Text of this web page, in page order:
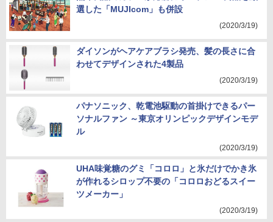
選した「MUJIcom」も併設
(2020/3/19)
ダイソンがヘアケアブラシ発売、髪の長さに合
わせてデザインされた4製品
(2020/3/19)
パナソニック、乾電池駆動の首掛けできるパー
ソナルファン ～東京オリンピックデザインモデ
ル
(2020/3/19)
UHA味覚糖のグミ「コロロ」と氷だけでかき氷
が作れるシロップ不要の「コロロおどるスイー
ツメーカー」
(2020/3/19)